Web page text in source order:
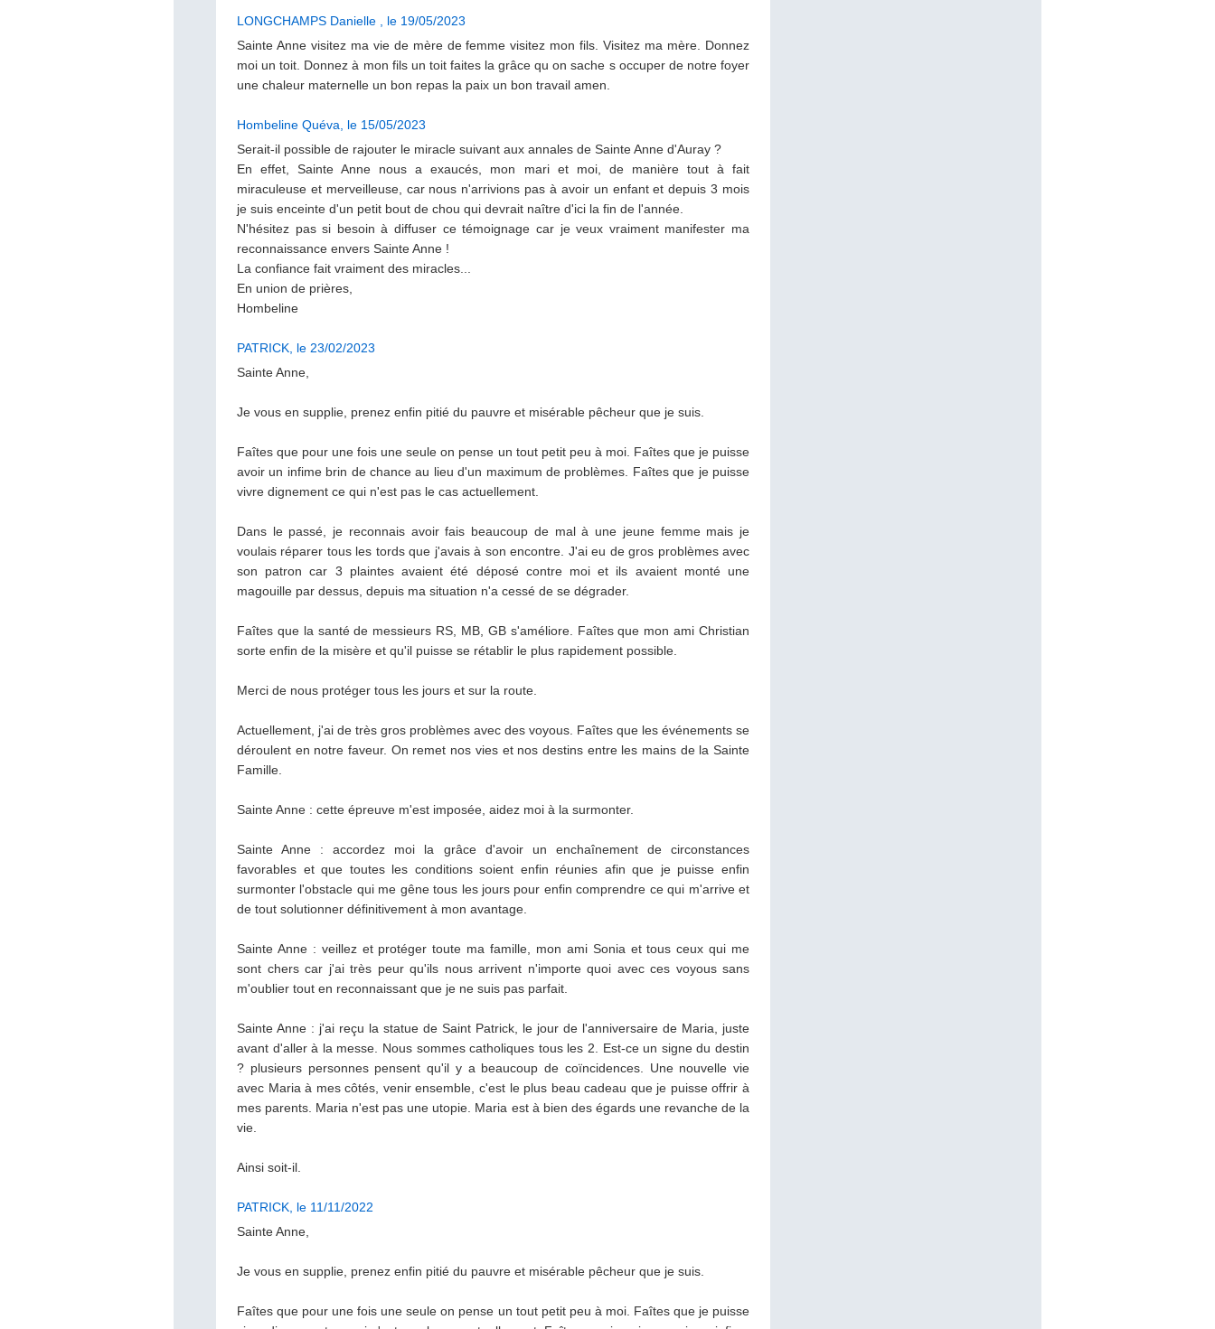
LONGCHAMPS Danielle , le 19/05/2023
Sainte Anne visitez ma vie de mère de femme visitez mon fils. Visitez ma mère. Donnez
moi un toit. Donnez à mon fils un toit faites la grâce qu on sache s occuper de notre foyer
une chaleur maternelle un bon repas la paix un bon travail amen.
Hombeline Quéva, le 15/05/2023
Serait-il possible de rajouter le miracle suivant aux annales de Sainte Anne d'Auray ?
En effet, Sainte Anne nous a exaucés, mon mari et moi, de manière tout à fait
miraculeuse et merveilleuse, car nous n'arrivions pas à avoir un enfant et depuis 3 mois
je suis enceinte d'un petit bout de chou qui devrait naître d'ici la fin de l'année.
N'hésitez pas si besoin à diffuser ce témoignage car je veux vraiment manifester ma
reconnaissance envers Sainte Anne !
La confiance fait vraiment des miracles...
En union de prières,
Hombeline
PATRICK, le 23/02/2023
Sainte Anne,
Je vous en supplie, prenez enfin pitié du pauvre et misérable pêcheur que je suis.
Faîtes que pour une fois une seule on pense un tout petit peu à moi. Faîtes que je puisse
avoir un infime brin de chance au lieu d'un maximum de problèmes. Faîtes que je puisse
vivre dignement ce qui n'est pas le cas actuellement.
Dans le passé, je reconnais avoir fais beaucoup de mal à une jeune femme mais je
voulais réparer tous les tords que j'avais à son encontre. J'ai eu de gros problèmes avec
son patron car 3 plaintes avaient été déposé contre moi et ils avaient monté une
magouille par dessus, depuis ma situation n'a cessé de se dégrader.
Faîtes que la santé de messieurs RS, MB, GB s'améliore. Faîtes que mon ami Christian
sorte enfin de la misère et qu'il puisse se rétablir le plus rapidement possible.
Merci de nous protéger tous les jours et sur la route.
Actuellement, j'ai de très gros problèmes avec des voyous. Faîtes que les événements se
déroulent en notre faveur. On remet nos vies et nos destins entre les mains de la Sainte
Famille.
Sainte Anne : cette épreuve m'est imposée, aidez moi à la surmonter.
Sainte Anne : accordez moi la grâce d'avoir un enchaînement de circonstances
favorables et que toutes les conditions soient enfin réunies afin que je puisse enfin
surmonter l'obstacle qui me gêne tous les jours pour enfin comprendre ce qui m'arrive et
de tout solutionner définitivement à mon avantage.
Sainte Anne : veillez et protéger toute ma famille, mon ami Sonia et tous ceux qui me
sont chers car j'ai très peur qu'ils nous arrivent n'importe quoi avec ces voyous sans
m'oublier tout en reconnaissant que je ne suis pas parfait.
Sainte Anne : j'ai reçu la statue de Saint Patrick, le jour de l'anniversaire de Maria, juste
avant d'aller à la messe. Nous sommes catholiques tous les 2. Est-ce un signe du destin
? plusieurs personnes pensent qu'il y a beaucoup de coïncidences. Une nouvelle vie
avec Maria à mes côtés, venir ensemble, c'est le plus beau cadeau que je puisse offrir à
mes parents. Maria n'est pas une utopie. Maria est à bien des égards une revanche de la
vie.
Ainsi soit-il.
PATRICK, le 11/11/2022
Sainte Anne,
Je vous en supplie, prenez enfin pitié du pauvre et misérable pêcheur que je suis.
Faîtes que pour une fois une seule on pense un tout petit peu à moi. Faîtes que je puisse